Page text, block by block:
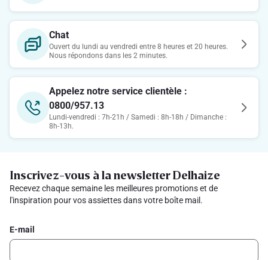
Chat
Ouvert du lundi au vendredi entre 8 heures et 20 heures.
Nous répondons dans les 2 minutes.
Appelez notre service clientèle :
0800/957.13
Lundi-vendredi : 7h-21h / Samedi : 8h-18h / Dimanche :
8h-13h.
Inscrivez-vous à la newsletter Delhaize
Recevez chaque semaine les meilleures promotions et de
l'inspiration pour vos assiettes dans votre boîte mail.
E-mail